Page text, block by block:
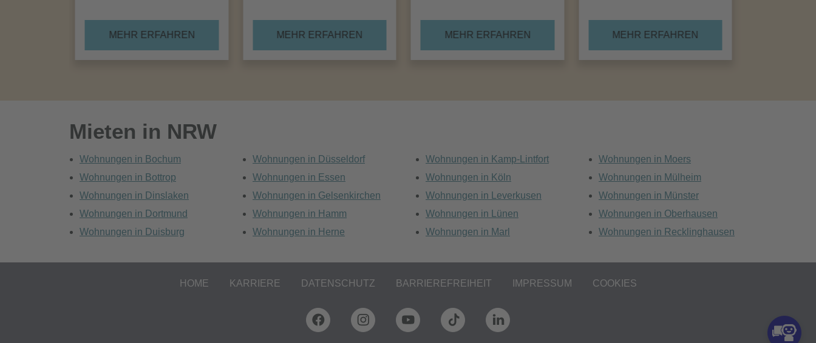
MEHR ERFAHREN MEHR ERFAHREN MEHR ERFAHREN MEHR ERFAHREN
Mieten in NRW
Wohnungen in Bochum
Wohnungen in Bottrop
Wohnungen in Dinslaken
Wohnungen in Dortmund
Wohnungen in Duisburg
Wohnungen in Düsseldorf
Wohnungen in Essen
Wohnungen in Gelsenkirchen
Wohnungen in Hamm
Wohnungen in Herne
Wohnungen in Kamp-Lintfort
Wohnungen in Köln
Wohnungen in Leverkusen
Wohnungen in Lünen
Wohnungen in Marl
Wohnungen in Moers
Wohnungen in Mülheim
Wohnungen in Münster
Wohnungen in Oberhausen
Wohnungen in Recklinghausen
HOME KARRIERE DATENSCHUTZ BARRIEREFREIHEIT IMPRESSUM COOKIES